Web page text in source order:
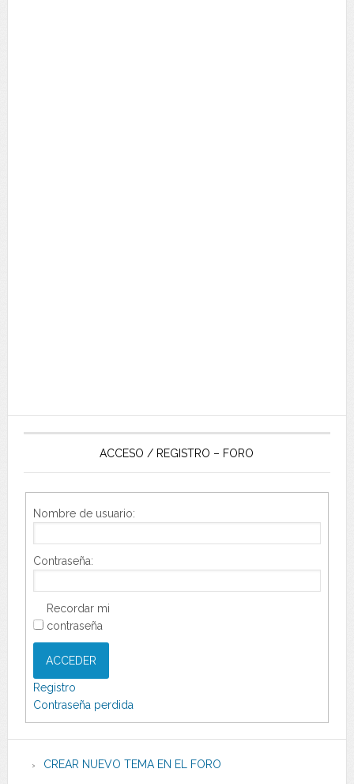
ACCESO / REGISTRO – FORO
Nombre de usuario:
Contraseña:
Recordar mi
contraseña
ACCEDER
Registro
Contraseña perdida
CREAR NUEVO TEMA EN EL FORO